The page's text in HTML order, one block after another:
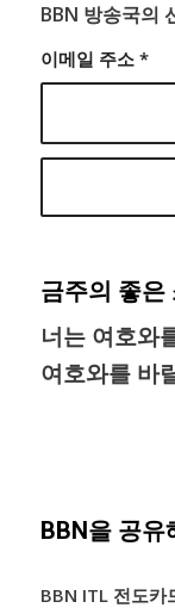
BBN 방송국의
이메일 주소 *
금주의 좋은
너는 여호와
여호와를 바
BBN을 공유
BBN ITL 전도카